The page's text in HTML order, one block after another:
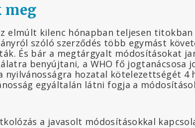
meg
elmúlt kilenc hónapban teljesen
szóló szerződés több egymást
És bár a megtárgyalt módosításokat
benyújtani, a WHO fő jogtanácsosa
hozatal kötelezettségét 4
egyáltalán látni fogja a
a javasolt módosításokkal